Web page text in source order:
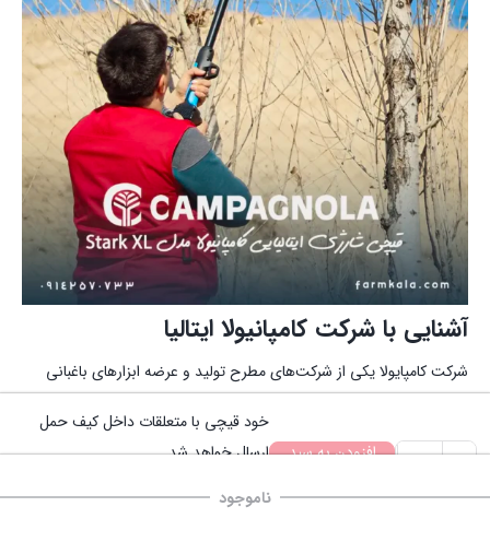
خود قیچی با متعلقات داخل کیف حمل
ارسال خواهد شد.
وجود دارد.
ناموجود
افزودن به سبد
آشنایی با شرکت کامپانیولا ایتالیا
شرکت کامپایولا یکی از شرکت‌های مطرح تولید و عرضه ابزارهای باغبانی
نسل جدید و بروز در اروپاست. این شرکت از سال 1958 تحت نظر Vittorio
Ferretti در شهر بلونیا ایتالیا کار خود را شروع کرده‌است. تمرکز این شرکت
در زمینه تولید و طراحی ادوات مخصوص هرس کاری و برداشت محصولات